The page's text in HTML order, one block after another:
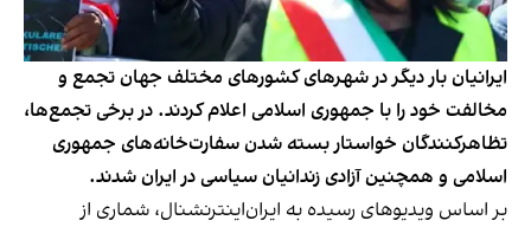
ایرانیان بار دیگر در شهرهای کشورهای مختلف جهان تجمع و
مخالفت خود را با جمهوری اسلامی اعلام کردند. در برخی تجمع‌ها،
تظاهرکنندگان خواستار بسته شدن سفارت‌خانه‌های جمهوری
اسلامی و همچنین آزادی زندانیان سیاسی در ایران شدند.
بر اساس ویدیوهای رسیده به ایران‌اینترنشنال، شماری از